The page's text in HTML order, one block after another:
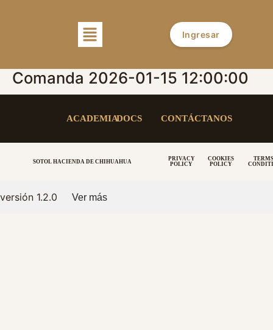
Ingresar
Comanda 2026-01-15 12:00:00
ACADEMIADOCS CONTÁCTANOS
SOTOL HACIENDA DE CHIHUAHUA
PRIVACY
POLICY
COOKIES
POLICY
versión 1.2.0 Ver más